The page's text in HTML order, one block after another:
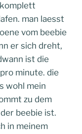
man laesst
vom beebie
er sich dreht,
ist die
minute. die
wohl mein
zu dem
beebie ist.
in meinem